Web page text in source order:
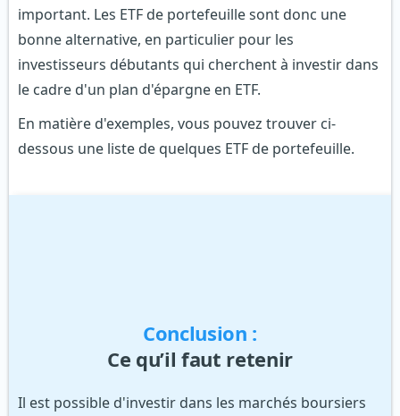
important. Les ETF de portefeuille sont donc une
bonne alternative, en particulier pour les
investisseurs débutants qui cherchent à investir dans
le cadre d'un plan d'épargne en ETF.
En matière d'exemples, vous pouvez trouver ci-
dessous une liste de quelques ETF de portefeuille.
Conclusion :
Ce qu’il faut retenir
Il est possible d'investir dans les marchés boursiers